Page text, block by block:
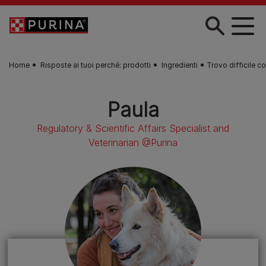
Skip to main content
Home Risposte ai tuoi perché: prodotti Ingredienti Trovo difficile
Paula
Regulatory & Scientific Affairs Specialist and
Veterinarian @Purina